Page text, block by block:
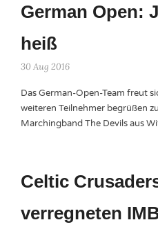
German Open:
heiß
30 Aug 2016
Das German-Open-Team freut
weiteren Teilnehmer begrüßen
Marchingband The Devils aus
Celtic
verregneten